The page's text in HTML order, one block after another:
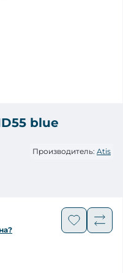
blue
Производитель: Atis